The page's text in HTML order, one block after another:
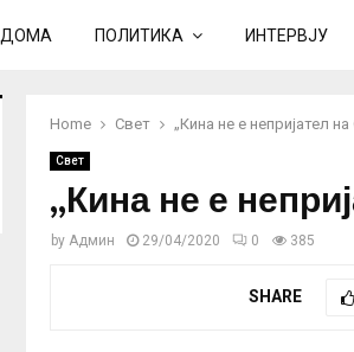
ДОМА ПОЛИТИКА ИНТЕРВЈУ
Home Свет „Кина не е непријател
Свет
„Кина не е
by Админ 29/04/2020 0 385
SHARE